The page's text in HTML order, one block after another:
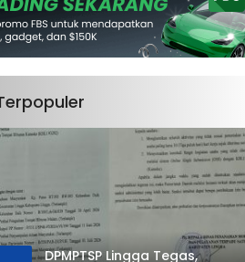
DPMPTSP Lingga Tegas,